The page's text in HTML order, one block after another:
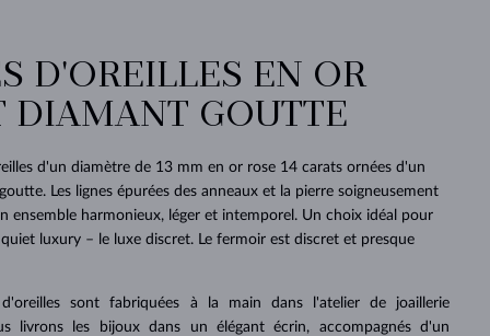
DE SES
RÊVES
DÉCOUVRIR
L'AMOUR
DÉCOUVRIR
OR JAUNE
OR ROSE
BEAUTÉ
PURE
DÉCOUVRIR
TANZANITES
TOPAZES
TOURMALINES
MOLDAVITES
POUR BÉBÉS
OR BLANC
PLUS
BELLES
DÉCOUVRIR
TOURMALINES
MOLDAVITES
MINÉRAUX
PENDENTIFS EN PERLES
OR BLANC
OR ROSE
PENDENTIFS
INTEMPORELS
DES
PERLES
SAPHIRS
ÉMERAUDES
MOLDAVITES
MINÉRAUX
MARIAGE
OR BLANC
AUTHENTIQUES
BEAUTÉ
DÉCOUVRIR
EXCEPTIONNELLES
D'OREILLES EN OR
DIAMANT GOUTTE
d'un diamètre de 13 mm en or rose 14 carats ornées d'un
Les lignes épurées des anneaux et la pierre soigneusement
ensemble harmonieux, léger et intemporel. Un choix idéal pour
luxury – le luxe discret. Le fermoir est discret et presque
d'oreilles sont fabriquées à la main dans l'atelier de joaillerie
livrons les bijoux dans un élégant écrin, accompagnés d'un